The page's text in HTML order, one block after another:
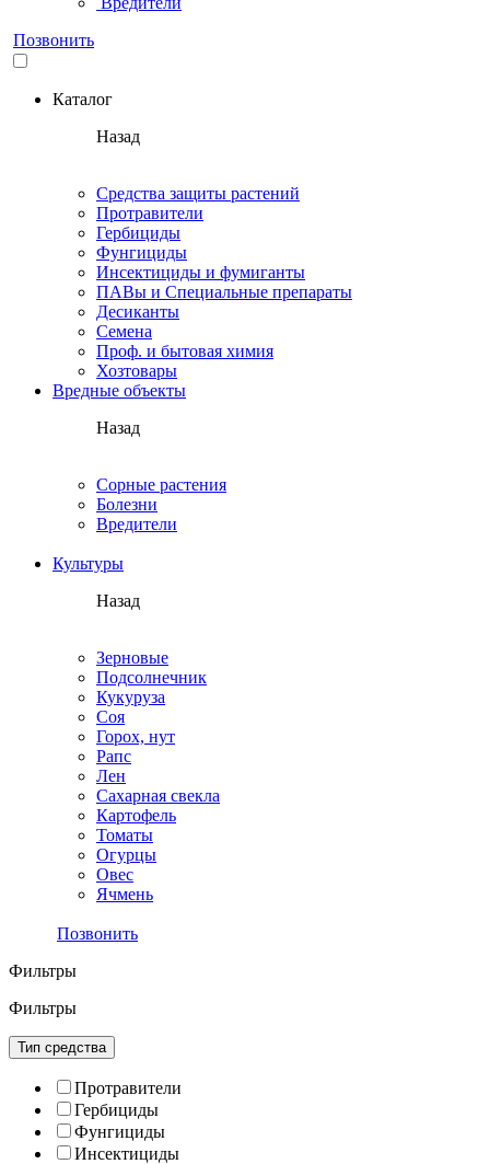
Позвонить
Каталог
Назад
Средства защиты растений
Протравители
Гербициды
Фунгициды
Инсектициды и фумиганты
ПАВы и Специальные препараты
Десиканты
Семена
Проф. и бытовая химия
Хозтовары
Вредные объекты
Назад
Сорные растения
Болезни
Вредители
Культуры
Назад
Зерновые
Подсолнечник
Кукуруза
Соя
Горох, нут
Рапс
Лен
Сахарная свекла
Картофель
Томаты
Огурцы
Овес
Ячмень
Позвонить
Фильтры
Фильтры
Тип средства
Протравители
Гербициды
Фунгициды
Инсектициды